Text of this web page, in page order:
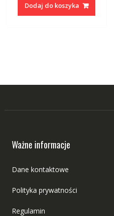
Dodaj do koszyka
Ważne informacje
Dane kontaktowe
Polityka prywatności
Regulamin